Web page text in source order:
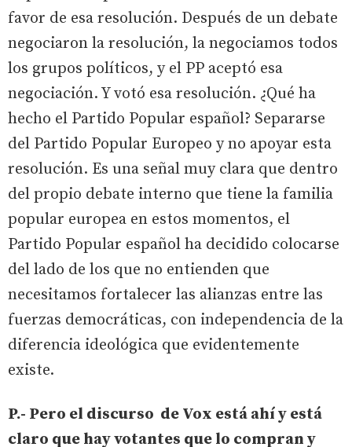
favor de esa resolución. Después de un debate
negociaron la resolución, la negociamos todos
los grupos políticos, y el PP aceptó esa
negociación. Y votó esa resolución. ¿Qué ha
hecho el Partido Popular español? Separarse
del Partido Popular Europeo y no apoyar esta
resolución. Es una señal muy clara que dentro
del propio debate interno que tiene la familia
popular europea en estos momentos, el
Partido Popular español ha decidido colocarse
del lado de los que no entienden que
necesitamos fortalecer las alianzas entre las
fuerzas democráticas, con independencia de la
diferencia ideológica que evidentemente
existe.
P.- Pero el discurso de Vox está ahí y está
claro que hay votantes que lo compran y